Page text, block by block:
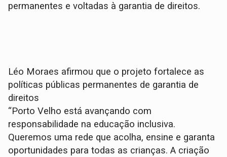
permanentes e voltadas à garantia de direitos.
Léo Moraes afirmou que o projeto fortalece as
políticas públicas permanentes de garantia de
direitos
“Porto Velho está avançando com
responsabilidade na educação inclusiva.
Queremos uma rede que acolha, ensine e garanta
oportunidades para todas as crianças. A criação